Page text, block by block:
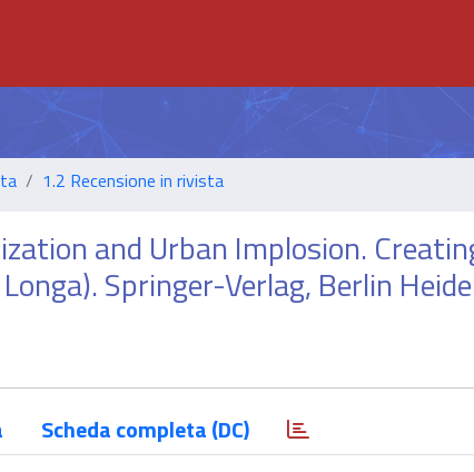
1.2 Recensione in rivista
and Urban Implosion.
Springer-Verlag, Berlin
Scheda completa (DC)